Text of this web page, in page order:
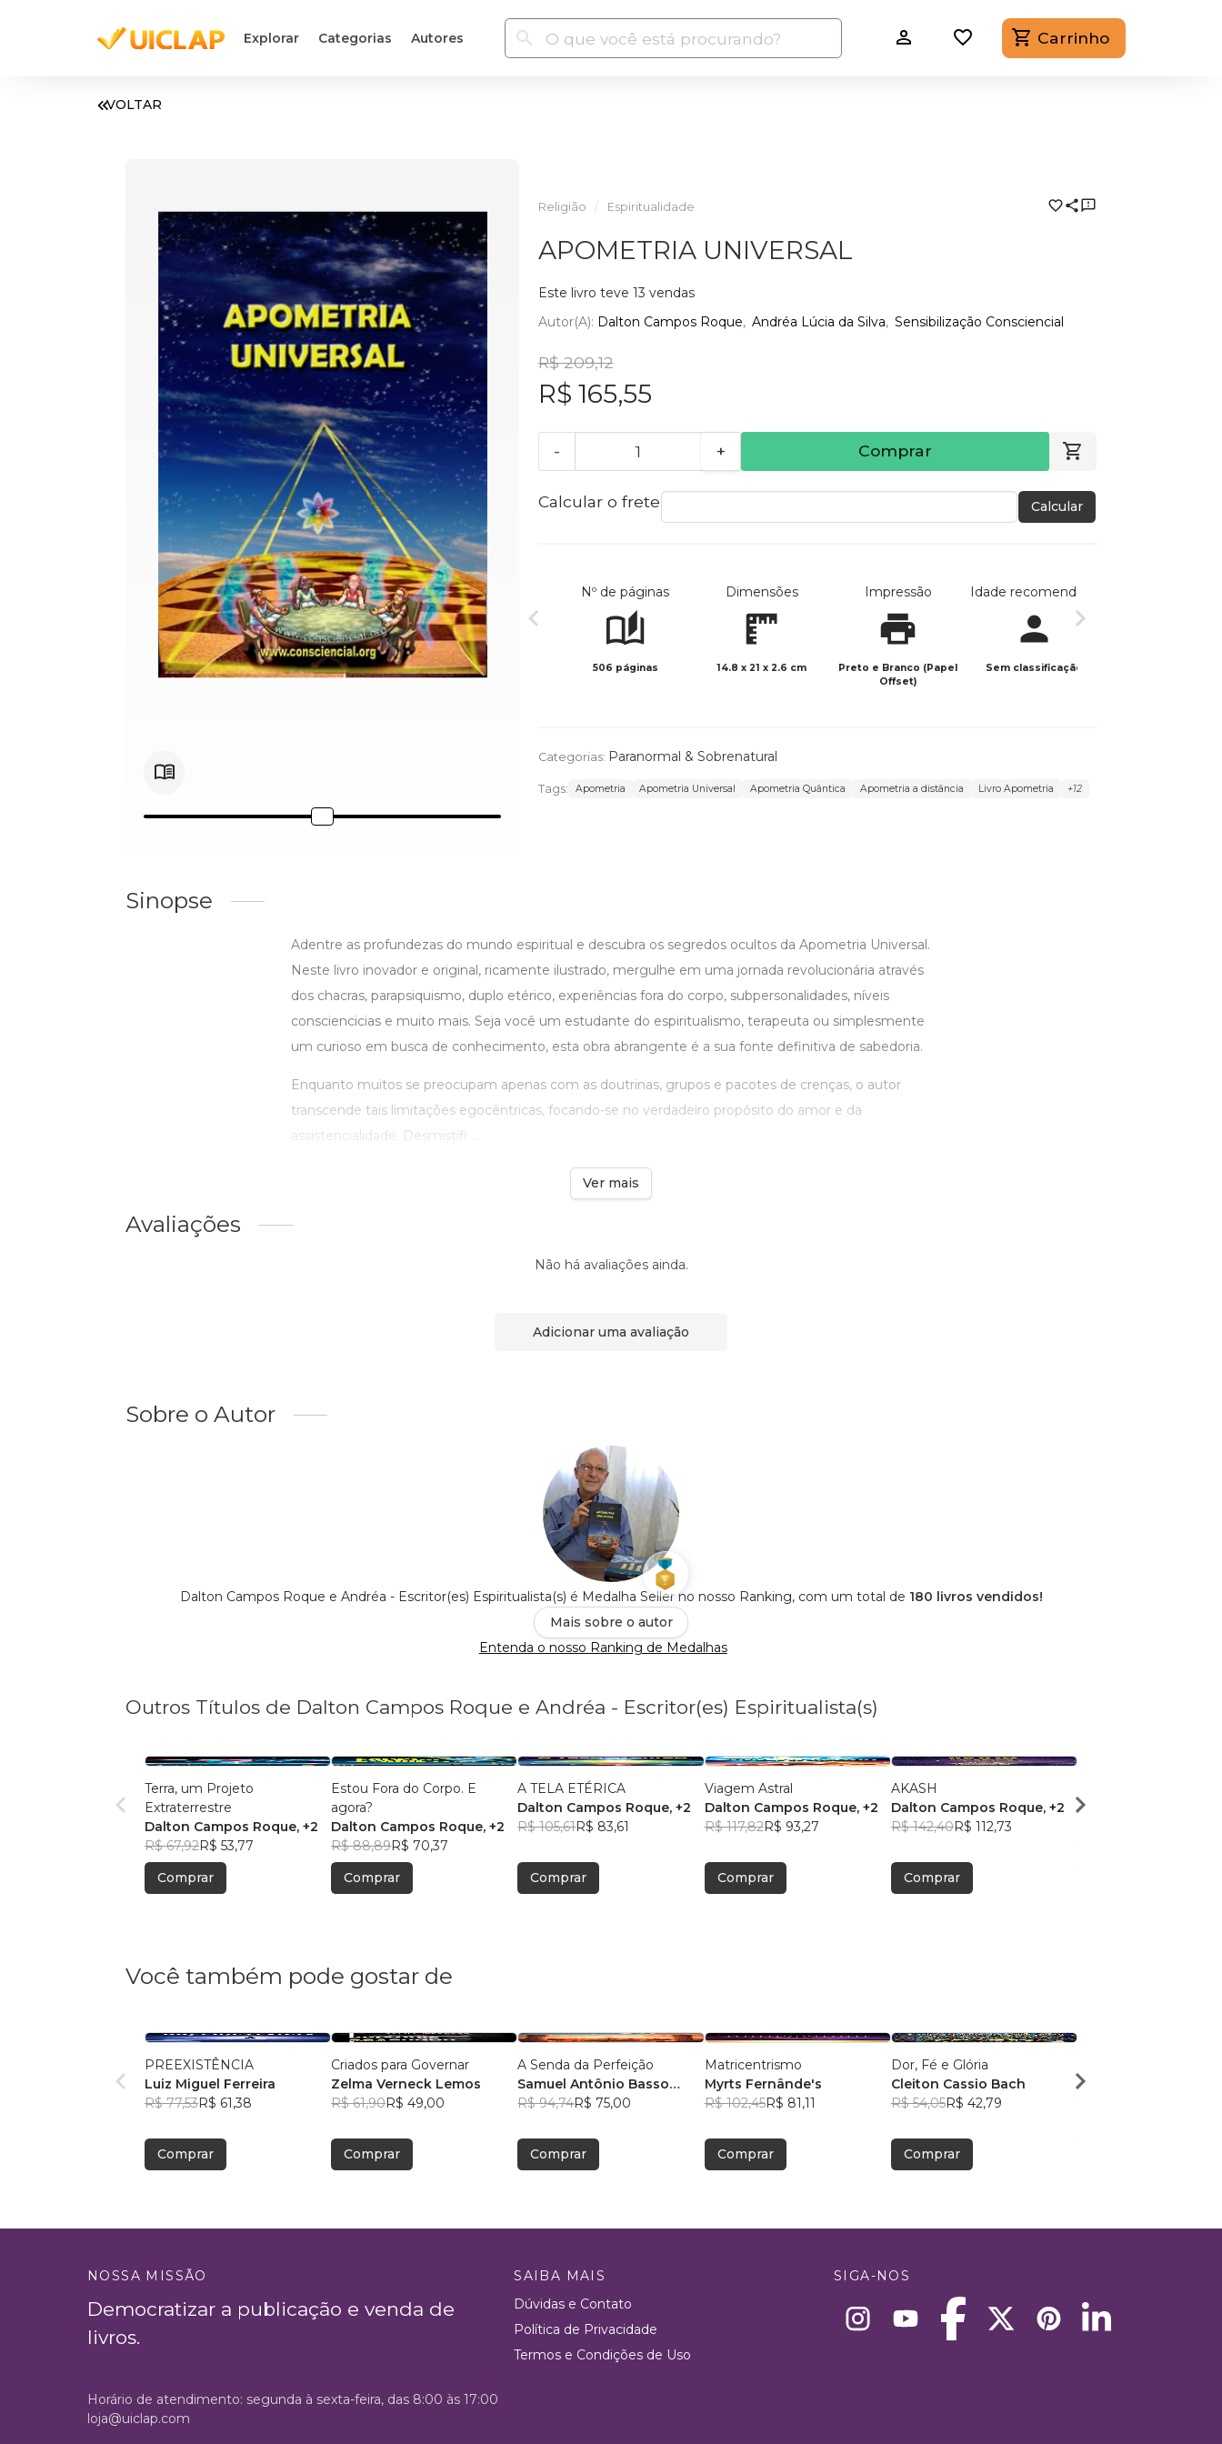
Explorar Categorias Autores Carrinho
VOLTAR
Religião Espiritualidade
APOMETRIA UNIVERSAL
Este livro teve 13 vendas
Autor(a): Dalton Campos Roque Andréa Lúcia da Silva Sensibilização Consciencial
R$ 209,12
R$ 165,55
- + Comprar
Calcular o frete Calcular
Nº de páginas
506 páginas
Dimensões
14.8 x 21 x 2.6 cm
Impressão
Preto e Branco (Papel
Offset)
Idade recomendada
Sem classificação
Categorias: Paranormal & Sobrenatural
Tags: Apometria Apometria Universal Apometria Quântica Apometria a distância Livro Apometria +12
Sinopse
Adentre as profundezas do mundo espiritual e descubra os segredos ocultos da Apometria Universal.
Neste livro inovador e original, ricamente ilustrado, mergulhe em uma jornada revolucionária através
dos chacras, parapsiquismo, duplo etérico, experiências fora do corpo, subpersonalidades, níveis
consciencicias e muito mais. Seja você um estudante do espiritualismo, terapeuta ou simplesmente
um curioso em busca de conhecimento, esta obra abrangente é a sua fonte definitiva de sabedoria.
Enquanto muitos se preocupam apenas com as doutrinas, grupos e pacotes de crenças, o autor
transcende tais limitações egocêntricas, focando-se no verdadeiro propósito do amor e da
assistencialidade. Desmistifi ...
Ver mais
Avaliações
Não há avaliações ainda.
Adicionar uma avaliação
Sobre o Autor
Dalton Campos Roque e Andréa - Escritor(es) Espiritualista(s) é Medalha Seller no nosso Ranking, com um total de 180 livros vendidos!
Mais sobre o autor
Entenda o nosso Ranking de Medalhas
Outros Títulos de Dalton Campos Roque e Andréa - Escritor(es) Espiritualista(s)
Terra, um Projeto
Extraterrestre
Dalton Campos Roque, +2
R$ 67,92R$ 53,77
Comprar
Estou Fora do Corpo. E
agora?
Dalton Campos Roque, +2
R$ 88,89R$ 70,37
Comprar
A TELA ETÉRICA
Dalton Campos Roque, +2
R$ 105,61R$ 83,61
Comprar
Viagem Astral
Dalton Campos Roque, +2
R$ 117,82R$ 93,27
Comprar
AKASH
Dalton Campos Roque, +2
R$ 142,40R$ 112,73
Comprar
céus dos corações
Você também pode gostar de
PREEXISTÊNCIA
Luiz Miguel Ferreira
R$ 77,53R$ 61,38
Comprar
Criados para Governar
Zelma Verneck Lemos
R$ 61,90R$ 49,00
Comprar
A Senda da Perfeição
Samuel Antônio Basso
Chiesa
R$ 94,74R$ 75,00
Comprar
Matricentrismo
Myrts Fernânde's
R$ 102,45R$ 81,11
Comprar
Dor, Fé e Glória
Cleiton Cassio Bach
R$ 54,05R$ 42,79
Comprar
Simone Lacerda
NOSSA MISSÃO
Democratizar a publicação e venda de
livros.
SAIBA MAIS
Dúvidas e Contato
Política de Privacidade
Termos e Condições de Uso
SIGA-NOS
Horário de atendimento: segunda à sexta-feira, das 8:00 às 17:00
loja@uiclap.com